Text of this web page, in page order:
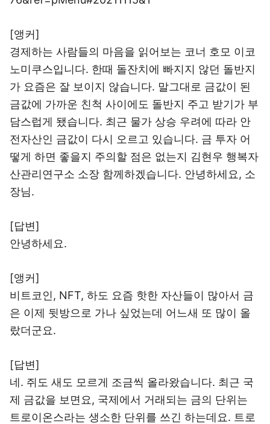
[앵커]
경제하는 사람들의 마음을 읽어보는 코너 호모 이코
노미쿠스입니다. 한때 돌잔치에 빠지지 않던 돌반지
가 요즘은 잘 보이지 않습니다. 말그대로 금값이 된
금값에 가까운 친척 사이에도 돌반지 주고 받기가 부
담스럽게 됐습니다. 최근 물가 상승 우려에 따라 안
전자산인 금값이 다시 오르고 있습니다. 금 투자 어
떻게 하면 좋을지 주의할 점은 없는지 김현우 행복자
산관리연구소 소장 함께하겠습니다. 안녕하세요, 소
장님.
[답변]
안녕하세요.
[앵커]
비트코인, NFT, 하도 요즘 핫한 자산들이 많아서 금
은 이제 뒷방으로 가나 싶었는데 어느새 또 많이 올
랐더군요.
[답변]
네. 쥐도 새도 모르게 조금씩 올라왔습니다. 최근 국
제 금값을 보면요, 국제에서 거래되는 금의 단위는
트로이온스라는 생소한 단위를 쓰긴 하는데요. 트로